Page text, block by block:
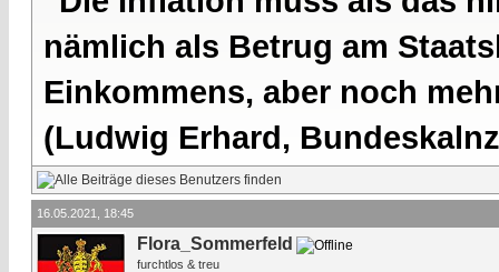
nämlich als Betrug am
Einkommens, aber noch
(Ludwig Erhard,
16.05.2021, 18:45
Flora_Sommerfeld
furchtlos & treu